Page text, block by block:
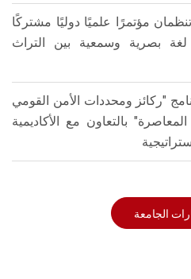
تنظمان مؤتمرًا علميًا دوليًا مشتركًا
لغة بصرية وسمعية بين التراث
"ركائز ومحددات الأمن القومي
بالتعاون مع الأكاديمية
الجامعة